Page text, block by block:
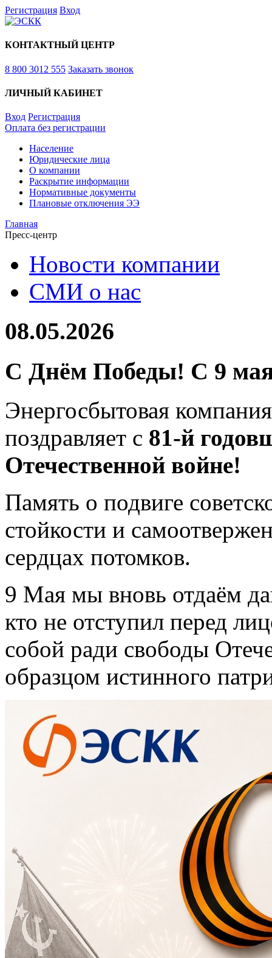
Регистрация Вход
КОНТАКТНЫЙ ЦЕНТР
8 800 3012 555 Заказать звонок
ЛИЧНЫЙ КАБИНЕТ
Вход Регистрация
Оплата без регистрации
Население
Юридические лица
О компании
Раскрытие информации
Нормативные документы
Плановые отключения ЭЭ
Главная
Пресс-центр
Новости компании
СМИ о нас
08.05.2026
С Днём Победы! С 9
Энергосбытовая
поздравляет с 81-й
Отечественной войне!
Память о подвиге
стойкости и
сердцах потомков.
9 Мая мы вновь отдаём
кто не отступил перед
собой ради свободы
образцом истинного